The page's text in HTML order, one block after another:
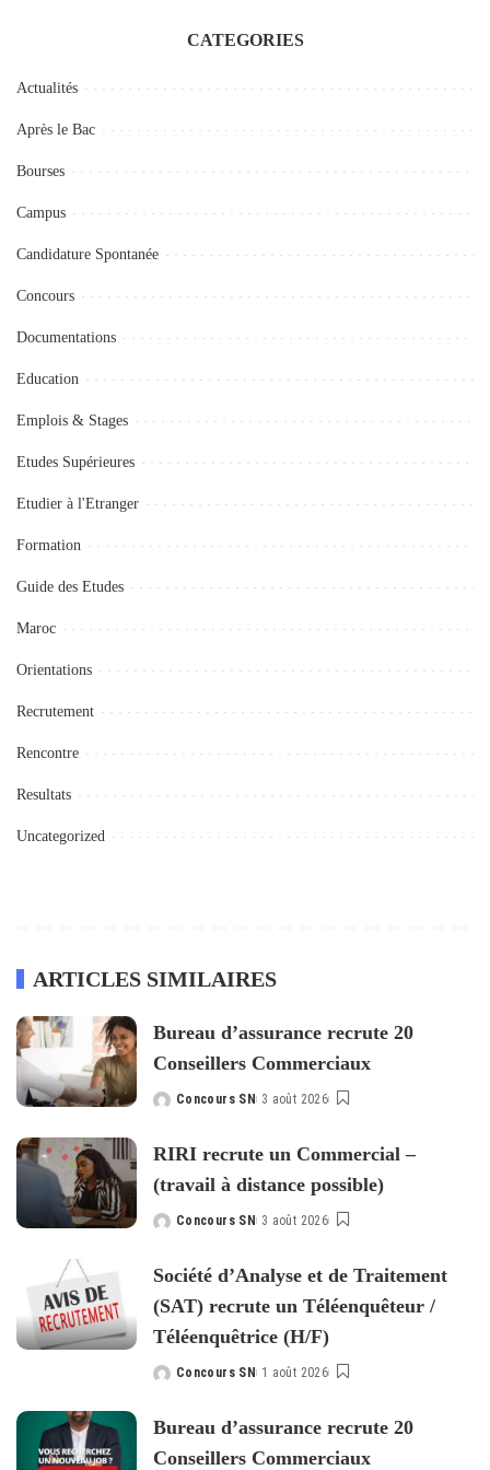
CATEGORIES
Actualités
Après le Bac
Bourses
Campus
Candidature Spontanée
Concours
Documentations
Education
Emplois & Stages
Etudes Supérieures
Etudier à l'Etranger
Formation
Guide des Etudes
Maroc
Orientations
Recrutement
Rencontre
Resultats
Uncategorized
ARTICLES SIMILAIRES
Bureau d’assurance recrute 20
Conseillers Commerciaux
Posted
Concours SN 3 août 2026
RIRI recrute un Commercial –
(travail à distance possible)
Posted
Concours SN 3 août 2026
Société d’Analyse et de Traitement
(SAT) recrute un Téléenquêteur /
Téléenquêtrice (H/F)
Posted
Concours SN 1 août 2026
Bureau d’assurance recrute 20
Conseillers Commerciaux